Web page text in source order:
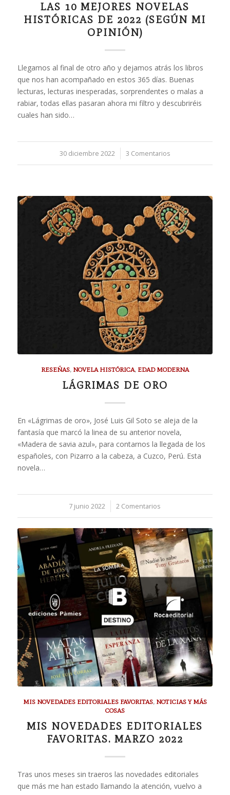
LAS 10 MEJORES NOVELAS
HISTÓRICAS DE 2022 (SEGÚN MI
OPINIÓN)
Llegamos al final de otro año y dejamos atrás los libros
que nos han acompañado en estos 365 días. Buenas
lecturas, lecturas inesperadas, sorprendentes o malas a
rabiar, todas ellas pasaran ahora mi filtro y descubriréis
cuales han sido…
30 diciembre 2022
/ 3 Comentarios
RESEÑAS, NOVELA HISTÓRICA, EDAD MODERNA
LÁGRIMAS DE ORO
En «Lágrimas de oro», José Luis Gil Soto se aleja de la
fantasía que marcó la linea de su anterior novela,
«Madera de savia azul», para contarnos la llegada de los
españoles, con Pizarro a la cabeza, a Cuzco, Perú. Esta
novela…
7 junio 2022
/ 2 Comentarios
MIS NOVEDADES EDITORIALES FAVORITAS, NOTICIAS Y MÁS
COSAS
MIS NOVEDADES EDITORIALES
FAVORITAS. MARZO 2022
Tras unos meses sin traeros las novedades editoriales
que más me han estado llamando la atención, vuelvo a